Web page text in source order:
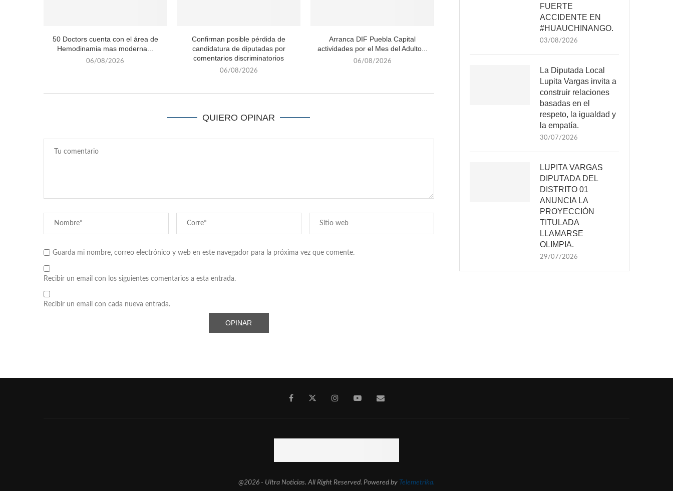
50 Doctors cuenta con el área de
Hemodinamia mas moderna...
06/08/2026
Confirman posible pérdida de
candidatura de diputadas por
comentarios discriminatorios
06/08/2026
Arranca DIF Puebla Capital
actividades por el Mes del Adulto...
06/08/2026
QUIERO OPINAR
Guarda mi nombre, correo electrónico y web en este navegador para la próxima vez que comente.
Recibir un email con los siguientes comentarios a esta entrada.
Recibir un email con cada nueva entrada.
FUERTE
ACCIDENTE EN
#HUAUCHINANGO.
03/08/2026
La Diputada Local
Lupita Vargas invita a
construir relaciones
basadas en el
respeto, la igualdad y
la empatía.
30/07/2026
LUPITA VARGAS
DIPUTADA DEL
DISTRITO 01
ANUNCIA LA
PROYECCIÓN
TITULADA
LLAMARSE
OLIMPIA.
29/07/2026
@2026 - Ultra Noticias. All Right Reserved. Powered by Telemetrika.